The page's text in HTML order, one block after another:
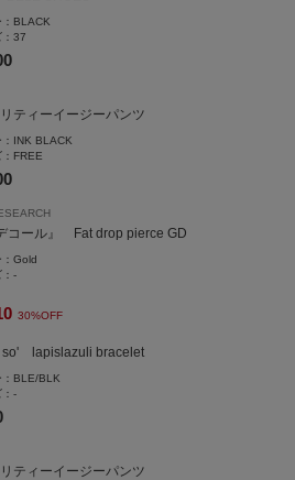
BLACK
：37
ティーイージーパンツ
INK BLACK
FREE
コール』 Fat drop pierce GD
：Gold
：-
30%OFF
so' lapislazuli bracelet
BLE/BLK
：-
ティーイージーパンツ